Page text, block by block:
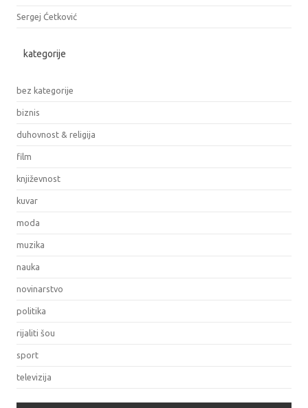
Sergej Ćetković
kategorije
bez kategorije
biznis
duhovnost & religija
film
književnost
kuvar
moda
muzika
nauka
novinarstvo
politika
rijaliti šou
sport
televizija